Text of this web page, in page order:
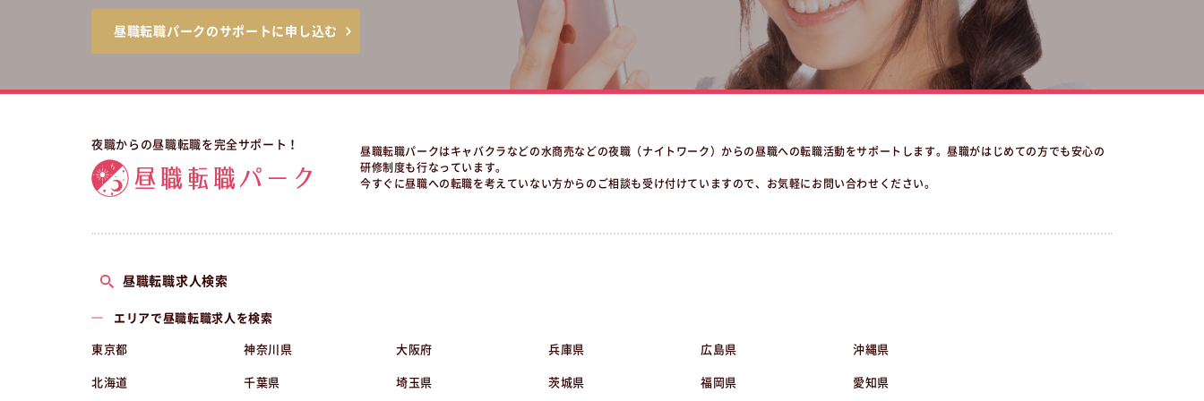
昼職転職パークのサポートに申し込む
夜職からの昼職転職を完全サポート！
昼職転職パークはキャバクラなどの水商売などの夜職（ナイトワーク）からの昼職への転職活動をサポートします。昼職がはじめての方でも安心の
研修制度も行なっています。
今すぐに昼職への転職を考えていない方からのご相談も受け付けていますので、お気軽にお問い合わせください。
昼職転職求人検索
エリアで昼職転職求人を検索
東京都 神奈川県 大阪府 兵庫県 広島県 沖縄県
北海道 千葉県 埼玉県 茨城県 福岡県 愛知県